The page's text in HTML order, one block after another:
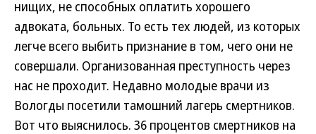
нищих, не способных оплатить хорошего
адвоката, больных. То есть тех людей, из которых
легче всего выбить признание в том, чего они не
совершали. Организованная преступность через
нас не проходит. Недавно молодые врачи из
Вологды посетили тамошний лагерь смертников.
Вот что выяснилось. 36 процентов смертников на